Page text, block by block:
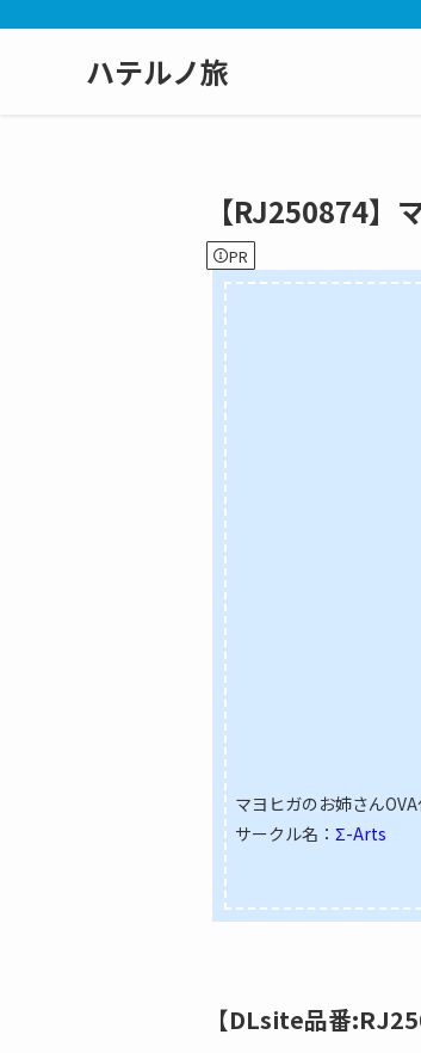
ハテルノ旅
【RJ250874
PR
マヨヒガのお姉さん
サークル名： Σ-Arts
【DLsite品番